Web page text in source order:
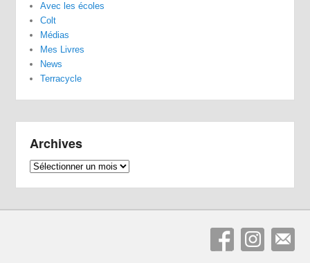
Avec les écoles
Colt
Médias
Mes Livres
News
Terracycle
Archives
Archives